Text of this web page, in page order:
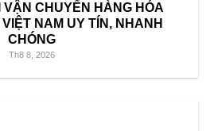
VẬN CHUYỂN HÀNG HÓA
NAM UY TÍN, NHANH
CHÓNG
Th8 8, 2026